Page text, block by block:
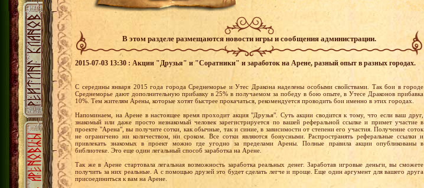
В этом разделе размещаются новости игры и сообщения администрации.
2015-07-03 13:30 : Акции "Друзья" и "Соратники" и заработок на Арене, разный опыт в разных городах.
С середины января 2015 года города Среднеморье и Утес Дракона наделены особыми свойствами. Так бои в городе
Среднеморье дают дополнительную прибавку в 25% в получаемом за победу в бою опыте, в Утесе Драконов прибавка
10%. Тем жителям Арены, которые хотят быстрее прокачаться, рекомендуется проводить бои именно в этих городах.
Напоминаем, на Арене в настоящее время проходит акция "Друзья". Суть акции сводится к тому, что если ваш друг,
знакомый или даже просто незнакомый человек зарегистрируется по вашей реферальной ссылке и примет участие в
проекте "Арена", вы получите сотки, как обычные, так и синие, в зависимости от степени его участия. Получение соток
не ограничено ни количеством, ни сроком. Все сотки являются бонусными. Распространять реферальные ссылки и
привлекать знакомых в проект можно где угодно за пределами Арены. Полные правила акции опубликованы в
библиотеке. Это еще один легальный способ заработка на Арене.
Так же в Арене стартовала легальная возможность заработка реальных денег. Заработав игровые деньги, вы сможете
получить за них реальные. А с помощью друзей это будет сделать легче и проще. Еще один аргумент для вашего друга
присоединиться к вам на Арене.